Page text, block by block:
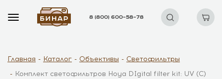
8 (800) 600–58–78
Главная Каталог Объективы
Светофильтры
Комплект светофильтров Hoya DIgital filter kit: UV (C)